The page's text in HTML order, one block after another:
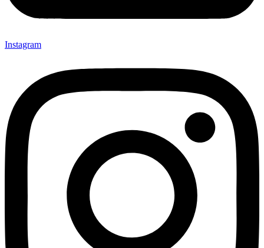
Instagram